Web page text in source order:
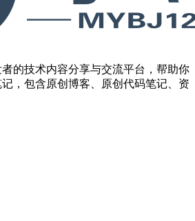
的技术内容分享与交流平台，帮助你
，包含原创博客、原创代码笔记、资